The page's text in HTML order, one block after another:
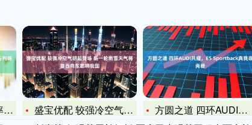
盛宝优配 较强冷空气明起登场 新一轮雨雪天气将自西向东影响我
方圆之道 四环AUDI共耀，E5 Sportback真我非壳